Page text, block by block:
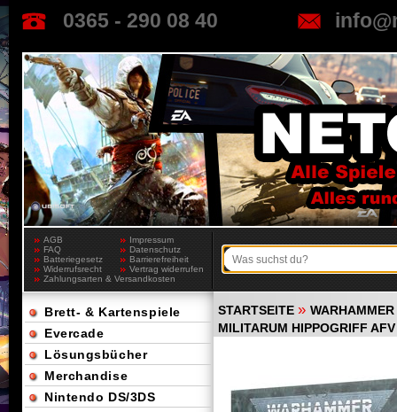
0365 - 290 08 40
AGB
Impressum
FAQ
Datenschutz
Batteriegesetz
Barrierefreiheit
Widerrufsrecht
Vertrag widerrufen
Zahlungsarten & Versandkosten
STARTSEITE »
MILITARUM HIPPOGRIFF AFV
Brett- & Kartenspiele
Evercade
Lösungsbücher
Merchandise
Nintendo DS/3DS